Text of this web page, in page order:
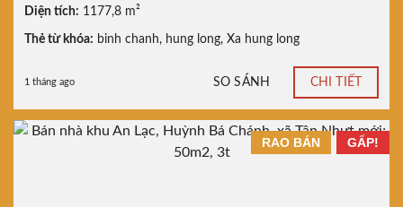
Diện tích: 1177,8 m²
Thẻ từ khóa: binh chanh, hung long, Xa hung long
1 tháng ago SO SÁNH CHI TIẾT
GẤP!
RAO BÁN